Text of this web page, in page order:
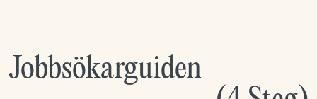
Jobbsökarguiden